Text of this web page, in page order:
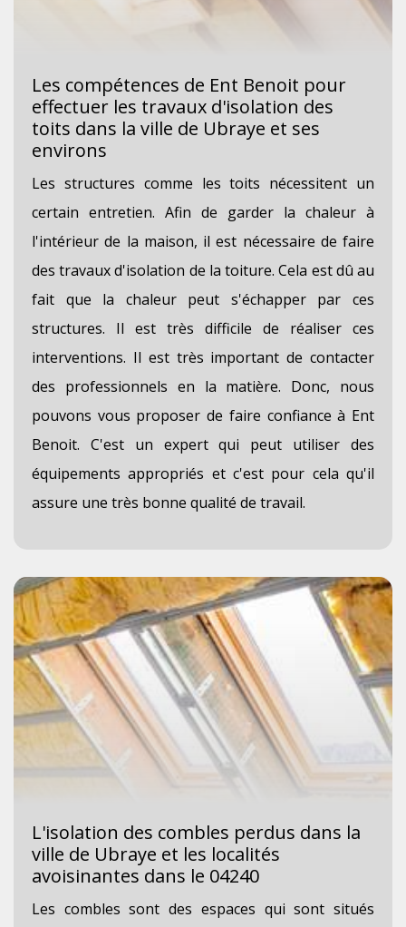
Les compétences de Ent Benoit pour
effectuer les travaux d'isolation des
toits dans la ville de Ubraye et ses
environs
Les structures comme les toits nécessitent un
certain entretien. Afin de garder la chaleur à
l'intérieur de la maison, il est nécessaire de faire
des travaux d'isolation de la toiture. Cela est dû au
fait que la chaleur peut s'échapper par ces
structures. Il est très difficile de réaliser ces
interventions. Il est très important de contacter
des professionnels en la matière. Donc, nous
pouvons vous proposer de faire confiance à Ent
Benoit. C'est un expert qui peut utiliser des
équipements appropriés et c'est pour cela qu'il
assure une très bonne qualité de travail.
L'isolation des combles perdus dans la
ville de Ubraye et les localités
avoisinantes dans le 04240
Les combles sont des espaces qui sont situés